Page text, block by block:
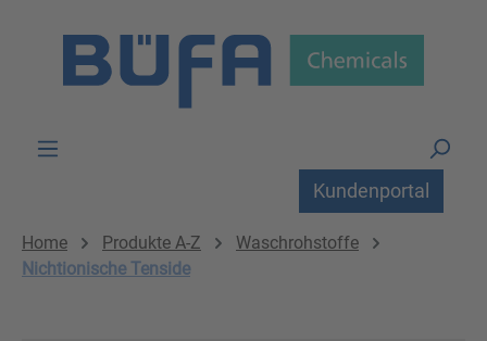
Kundenportal
Home Produkte A-Z
Waschrohstoffe
Nichtionische Tenside